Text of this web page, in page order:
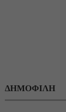
ΔΗΜΟΦΙΛΗ